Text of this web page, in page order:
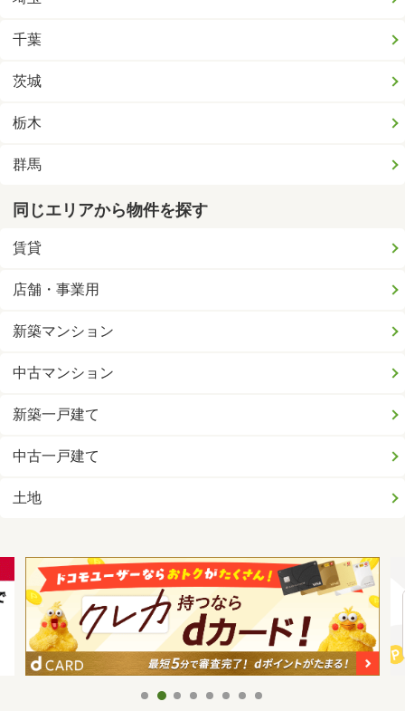
千葉
茨城
栃木
群馬
同じエリアから物件を探す
賃貸
店舗・事業用
新築マンション
中古マンション
新築一戸建て
中古一戸建て
土地